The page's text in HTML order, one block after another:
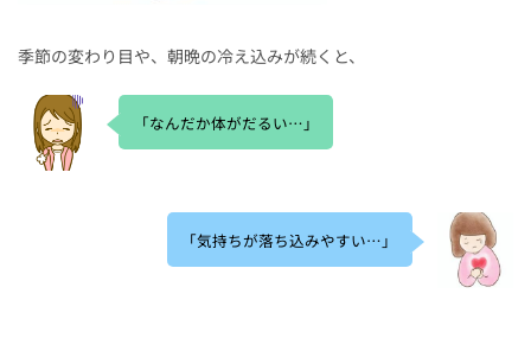
季節の変わり目や、朝晩の冷え込みが続くと、
「なんだか体がだるい…」
「気持ちが落ち込みやすい…」